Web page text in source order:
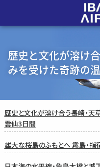
歴史と文化が溶け
みを受けた奇跡の
歴史と文化が溶け合う長崎・天
雲仙3日間
雄大な桜島のふもとへ 霧島・